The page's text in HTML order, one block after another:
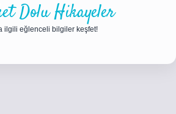
Dolu Hikayeler
ilgili eğlenceli bilgiler keşfet!